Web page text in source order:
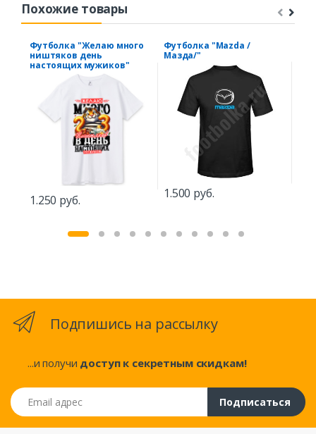
Похожие товары
Футболка "Желаю много
ништяков день
настоящих мужиков"
1.250 руб.
Футболка "Mazda /
Мазда/"
1.500 руб.
Подпишись на рассылку
...и получи доступ к секретным скидкам!
Email адрес
Подписаться